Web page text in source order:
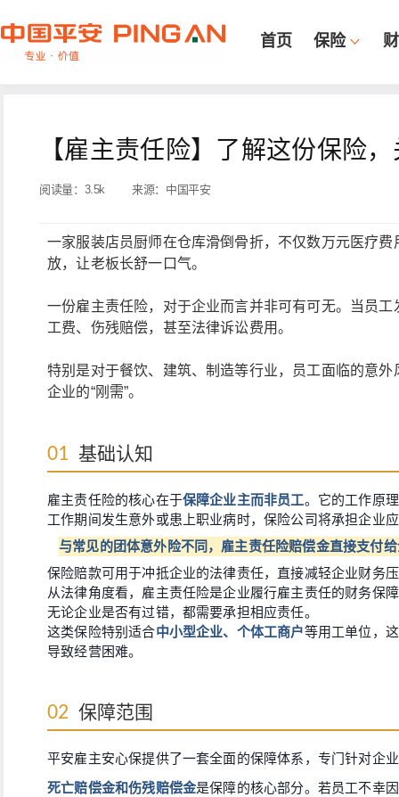
首页 保险
【雇主责任险】了解这份保险
阅读量： 3.5k 来源： 中国平安
一家服装店员厨师在仓库滑倒骨折，不仅数万元医疗
放，让老板长舒一口气。
一份雇主责任险，对于企业而言并非可有可无。当员
工费、伤残赔偿，甚至法律诉讼费用。
特别是对于餐饮、建筑、制造等行业，员工面临的意
企业的“刚需”。
01 基础认知
雇主责任险的核心在于保障企业主而非员工。它的工作原
工作期间发生意外或患上职业病时，保险公司将承担企业
与常见的团体意外险不同，雇主责任险赔偿金直接支付
保险赔款可用于冲抵企业的法律责任，直接减轻企业财务
从法律角度看，雇主责任险是企业履行雇主责任的财务保
无论企业是否有过错，都需要承担相应责任。
这类保险特别适合中小型企业、个体工商户等用工单位，
导致经营困难。
02 保障范围
平安雇主安心保提供了一套全面的保障体系，专门针对企
死亡赔偿金和伤残赔偿金是保障的核心部分。若员工不幸